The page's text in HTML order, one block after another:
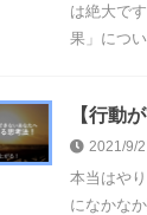
は絶大で
果」につ
【行動
2021/9/2
本当はや
になかな